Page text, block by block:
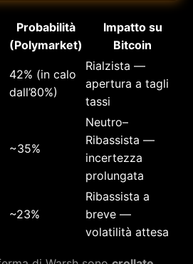
Probabilità
(Polymarket)
Impatto su
Bitcoin
42% (in calo
dall’80%)
Rialzista —
apertura a tagli
tassi
~35%
Neutro–
Ribassista —
incertezza
prolungata
~23%
Ribassista a
breve —
volatilità attesa